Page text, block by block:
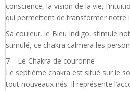
conscience, la vision de la vie,
qui permettent de transformer notre
Sa couleur, le Bleu Indigo, stimule
stimulé, ce chakra calmera les
7 – Le Chakra de couronne
Le septième chakra est situé sur le
tout nouveaux nés. Il représente